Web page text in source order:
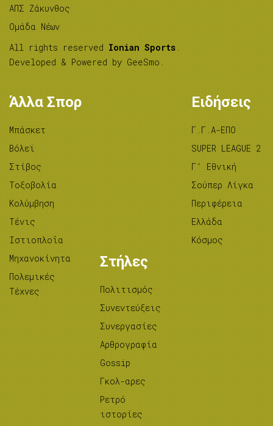
ΑΠΣ Ζάκυνθος
Ομάδα Νέων
All rights reserved Ionian Sports .
Developed & Powered by GeeSmo .
Άλλα Σπορ
Μπάσκετ
Βόλεϊ
Στίβος
Tοξοβολία
Κολύμβηση
Τένις
Ιστιοπλοΐα
Μηχανοκίνητα
Πολεμικές
Τέχνες
Ειδήσεις
Γ.Γ.Α-ΕΠΟ
SUPER LEAGUE 2
Γ’ Εθνική
Σούπερ Λίγκα
Περιφέρεια
Ελλάδα
Κόσμος
Στήλες
Πολιτισμός
Συνεντεύξεις
Συνεργασίες
Αρθρογραφία
Gossip
Γκολ-αρες
Ρετρό
ιστορίες